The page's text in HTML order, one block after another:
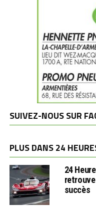
SUIVEZ-NOUS SUR
PLUS DANS 24
24
succès